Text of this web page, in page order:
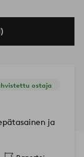
ostaja
ja